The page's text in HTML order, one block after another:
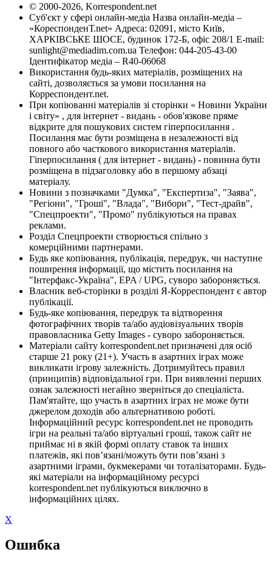
© 2000-2026, Korrespondent.net
Суб'єкт у сфері онлайн-медіа Назва онлайн-медіа –
«КореспонденТ.net» Адреса: 02091, місто Київ,
ХАРКІВСЬКЕ ШОСЕ, будинок 172-Б, офіс 208/1 E-mail:
sunlight@mediadim.com.ua Телефон: 044-205-43-00
Ідентифікатор медіа – R40-06068
Використання будь-яких матеріалів, розміщених на
сайті, дозволяється за умови посилання на
Корреспондент.net.
При копіюванні матеріалів зі сторінки « Новини України
і світу» , для інтернет - видань - обов'язкове пряме
відкрите для пошукових систем гіперпосилання .
Посилання має бути розміщена в незалежності від
повного або часткового використання матеріалів.
Гіперпосилання ( для інтернет - видань) - повинна бути
розміщена в підзаголовку або в першому абзаці
матеріалу.
Новини з позначками "Думка", "Експертиза", "Заява",
"Регіони", "Гроші", "Влада", "Вибори", "Тест-драйв",
"Спецпроекти", "Промо" публікуються на правах
реклами.
Розділ Спецпроекти створюється спільно з
комерційними партнерами.
Будь яке копіювання, публікація, передрук, чи наступне
поширення інформації, що містить посилання на
"Інтерфакс-Україна", EPA / UPG, суворо забороняється.
Власник веб-сторінки в розділі Я-Корреспондент є автор
публікації.
Будь-яке копіювання, передрук та відтворення
фотографічних творів та/або аудіовізуальних творів
правовласника Getty Images - суворо забороняється.
Матеріали сайту korrespondent.net призначені для осіб
старше 21 року (21+). Участь в азартних іграх може
викликати ігрову залежність. Дотримуйтесь правил
(принципів) відповідальної гри. При виявленні перших
ознак залежності негайно зверніться до спеціаліста.
Пам'ятайте, що участь в азартних іграх не може бути
джерелом доходів або альтернативою роботі.
Інформаційний ресурс korrespondent.net не проводить
ігри на реальні та/або віртуальні гроші, також сайт не
приймає ні в якій формі оплату ставок та інших
платежів, які пов’язані/можуть бути пов’язані з
азартними іграми, букмекерами чи тоталізаторами. Будь-
які матеріали на інформаційному ресурсі
korrespondent.net публікуються виключно в
інформаційних цілях.
X
Ошибка